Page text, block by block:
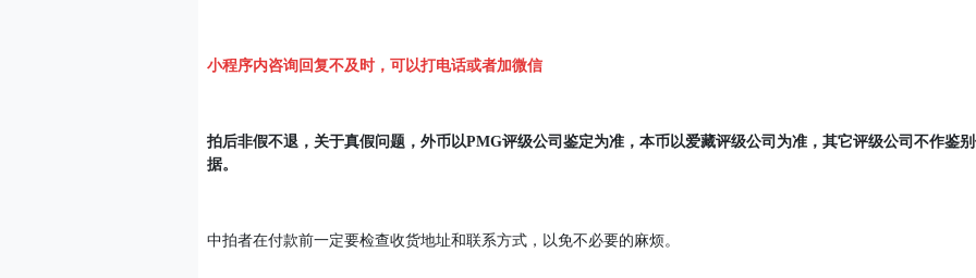
小程序内咨询回复不及时，可以打电话或者加微信
拍后非假不退，关于真假问题，外币以PMG评级公司鉴定为准，本币以爱藏评级公司为准，其它评级公司不作鉴
据。
中拍者在付款前一定要检查收货地址和联系方式，以免不必要的麻烦。